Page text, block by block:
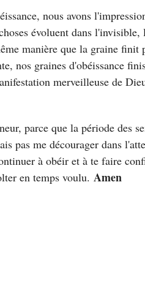
nous avons
évoluent dans l'invisible,
manière que la graine finit
nos graines d'obéissance
merveilleuse de
parce que la période des
pas me décourager dans
à obéir et à te faire
en temps voulu. Amen